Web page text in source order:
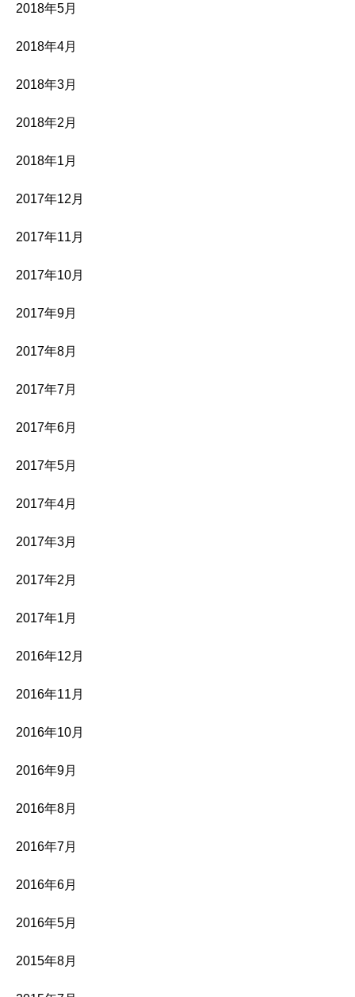
2018年5月
2018年4月
2018年3月
2018年2月
2018年1月
2017年12月
2017年11月
2017年10月
2017年9月
2017年8月
2017年7月
2017年6月
2017年5月
2017年4月
2017年3月
2017年2月
2017年1月
2016年12月
2016年11月
2016年10月
2016年9月
2016年8月
2016年7月
2016年6月
2016年5月
2015年8月